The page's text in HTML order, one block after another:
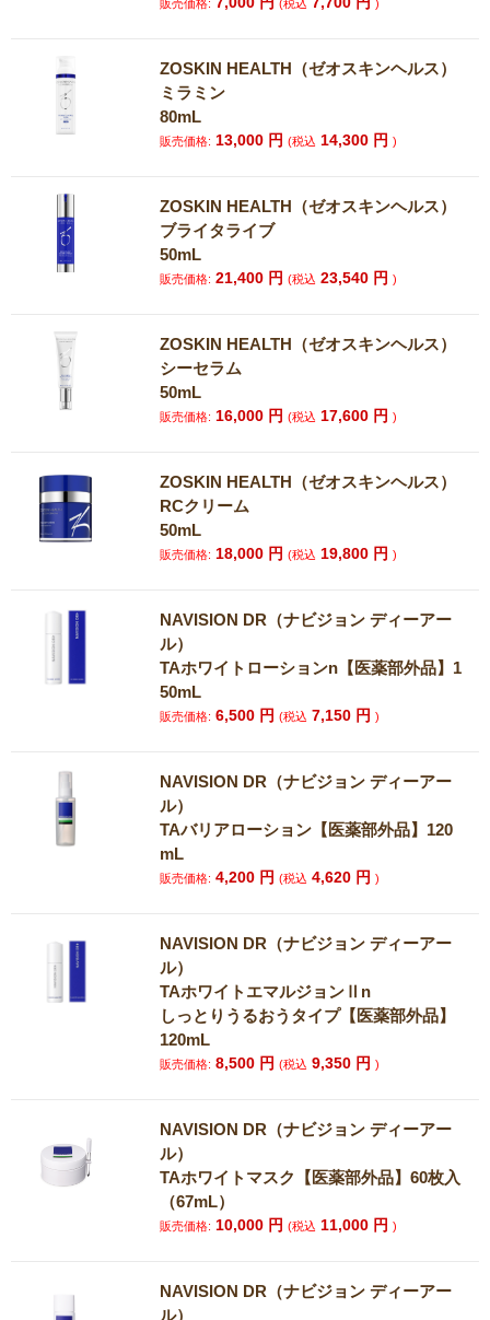
販売価格: (税込 )
ZOSKIN HEALTH（ゼオスキンヘルス）
ミラミン
80mL
販売価格: 13,000 円(税込 14,300 円)
ZOSKIN HEALTH（ゼオスキンヘルス）
ブライタライブ
50mL
販売価格: 21,400 円(税込 23,540 円)
ZOSKIN HEALTH（ゼオスキンヘルス）
シーセラム
50mL
販売価格: 16,000 円(税込 17,600 円)
ZOSKIN HEALTH（ゼオスキンヘルス）
RCクリーム
50mL
販売価格: 18,000 円(税込 19,800 円)
NAVISION DR（ナビジョン ディーアー
ル）
TAホワイトローションn【医薬部外品】1
50mL
販売価格: 6,500 円(税込 7,150 円)
NAVISION DR（ナビジョン ディーアー
ル）
TAバリアローション【医薬部外品】120
mL
販売価格: 4,200 円(税込 4,620 円)
NAVISION DR（ナビジョン ディーアー
ル）
TAホワイトエマルジョンⅡn
しっとりうるおうタイプ【医薬部外品】
120mL
販売価格: 8,500 円(税込 9,350 円)
NAVISION DR（ナビジョン ディーアー
ル）
TAホワイトマスク【医薬部外品】60枚入
（67mL）
販売価格: 10,000 円(税込 11,000 円)
NAVISION DR（ナビジョン ディーアー
ル）